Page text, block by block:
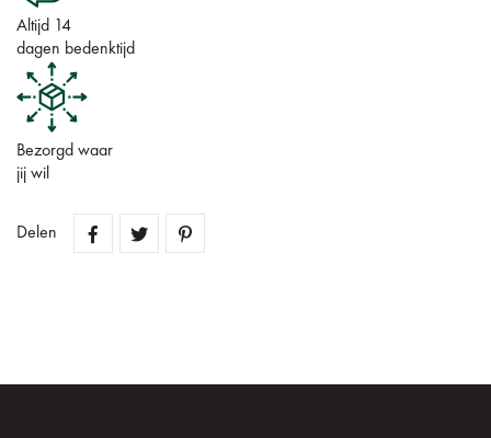
Altijd 14
dagen bedenktijd
Bezorgd waar
jij wil
Delen